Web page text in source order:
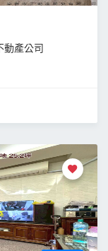
動產公司